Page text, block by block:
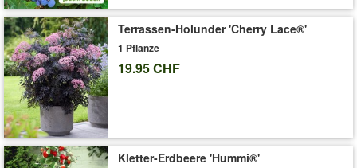
Terrassen-Holunder 'Cherry Lace®'
1 Pflanze
19.95 CHF
Kletter-Erdbeere 'Hummi®'